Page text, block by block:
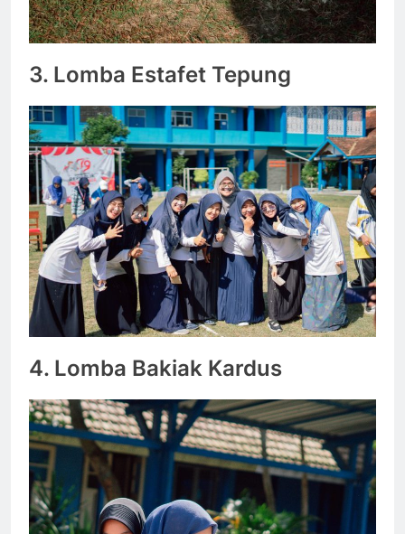
3. Lomba Estafet Tepung
4. Lomba Bakiak Kardus